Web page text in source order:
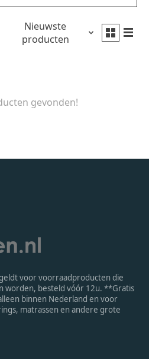
Nieuwste
producten
gevonden!
voor voorraadproducten die
worden, besteld vóór 12u. **Gratis
binnen Nederland en voor
matrassen en andere grote